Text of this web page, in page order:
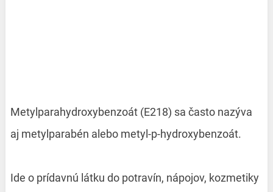
Metylparahydroxybenzoát (E218) sa často nazýva
aj metylparabén alebo metyl-p-hydroxybenzoát.
Ide o prídavnú látku do potravín, nápojov, kozmetiky